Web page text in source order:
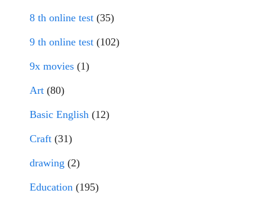
8 th online test (35)
9 th online test (102)
9x movies (1)
Art (80)
Basic English (12)
Craft (31)
drawing (2)
Education (195)